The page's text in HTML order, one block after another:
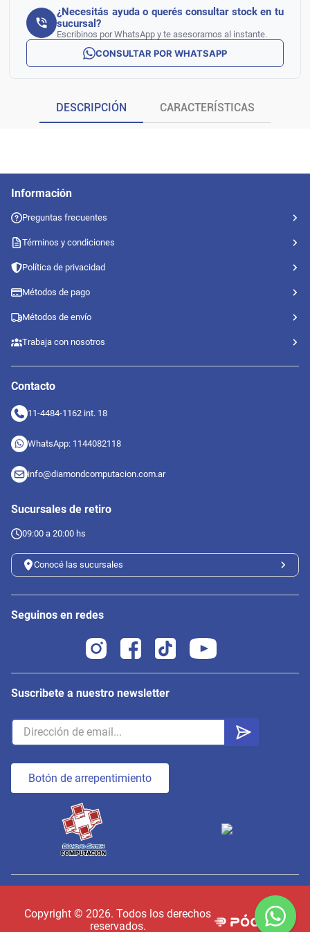
¿Necesitás ayuda o querés consultar stock en tu
sucursal?
Escribinos por WhatsApp y te asesoramos al instante.
CONSULTAR POR WHATSAPP
DESCRIPCIÓN CARACTERÍSTICAS
Información
Preguntas frecuentes
Términos y condiciones
Política de privacidad
Métodos de pago
Métodos de envío
Trabaja con nosotros
Contacto
11-4484-1162 int. 18
WhatsApp: 1144082118
info@diamondcomputacion.com.ar
Sucursales de retiro
09:00 a 20:00 hs
Conocé las sucursales
Seguinos en redes
Suscribete a nuestro newsletter
Botón de arrepentimiento
Copyright © 2026. Todos los derechos
reservados.